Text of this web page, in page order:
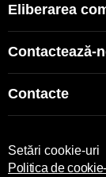
Eliberarea
Contactează-
Contacte
Setări cookie-uri
Politica de